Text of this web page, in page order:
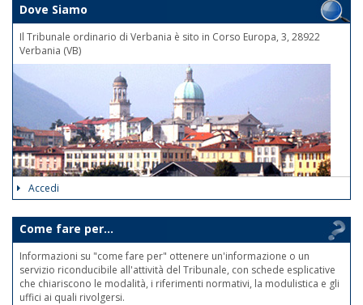
Dove Siamo
Il Tribunale ordinario di Verbania è sito in Corso Europa, 3, 28922
Verbania (VB)
Accedi
Come fare per...
Informazioni su "come fare per" ottenere un'informazione o un
servizio riconducibile all'attività del Tribunale, con schede esplicative
che chiariscono le modalità, i riferimenti normativi, la modulistica e gli
uffici ai quali rivolgersi.